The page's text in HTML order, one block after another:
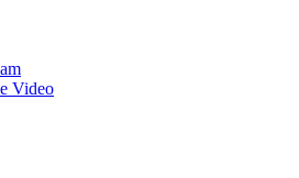
Video